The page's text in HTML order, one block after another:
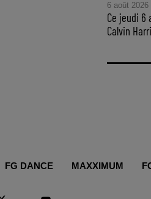
6 août 2026
Ce jeudi 6
Calvin
FG DANCE MAXXIMUM